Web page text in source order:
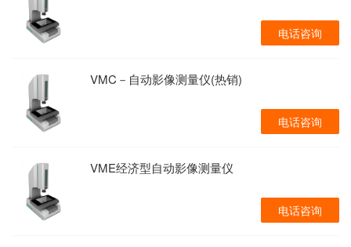
电话咨询
VMC－自动影像测量仪(热销)
电话咨询
VME经济型自动影像测量仪
电话咨询